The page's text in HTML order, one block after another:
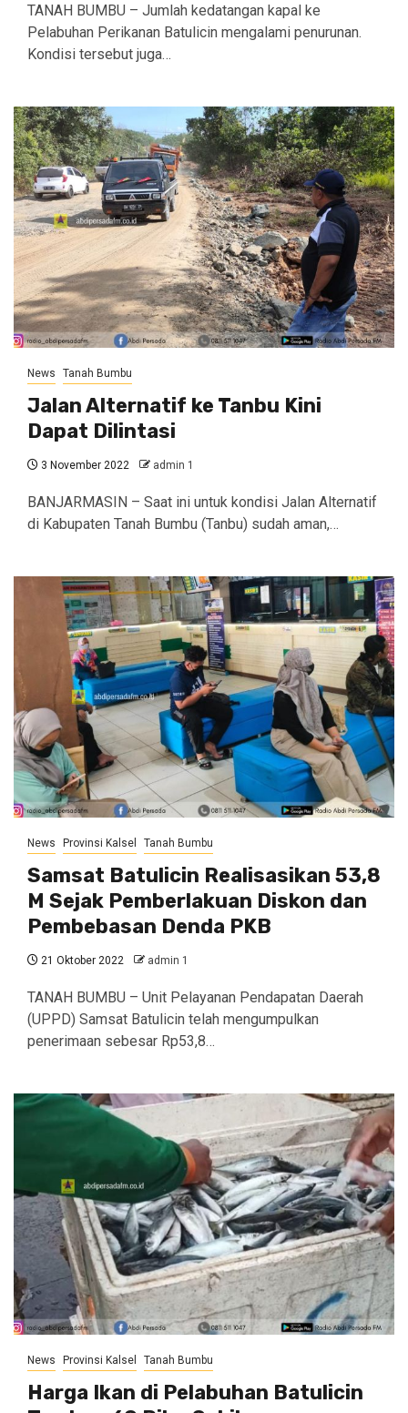
TANAH BUMBU – Jumlah kedatangan kapal ke
Pelabuhan Perikanan Batulicin mengalami penurunan.
Kondisi tersebut juga…
News Tanah Bumbu
Jalan Alternatif ke Tanbu Kini
Dapat Dilintasi
3 November 2022 admin 1
BANJARMASIN – Saat ini untuk kondisi Jalan Alternatif
di Kabupaten Tanah Bumbu (Tanbu) sudah aman,…
News Provinsi Kalsel Tanah Bumbu
Samsat Batulicin Realisasikan 53,8
M Sejak Pemberlakuan Diskon dan
Pembebasan Denda PKB
21 Oktober 2022 admin 1
TANAH BUMBU – Unit Pelayanan Pendapatan Daerah
(UPPD) Samsat Batulicin telah mengumpulkan
penerimaan sebesar Rp53,8…
News Provinsi Kalsel Tanah Bumbu
Harga Ikan di Pelabuhan Batulicin